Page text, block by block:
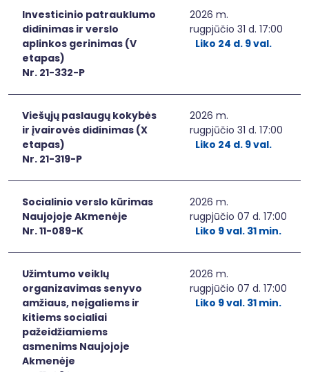
Investicinio patrauklumo
didinimas ir verslo
aplinkos gerinimas (V
etapas)
Nr. 21-332-P
2026 m.
rugpjūčio 31 d. 17:00
Liko 24 d. 9 val.
Viešųjų paslaugų kokybės
ir įvairovės didinimas (X
etapas)
Nr. 21-319-P
2026 m.
rugpjūčio 31 d. 17:00
Liko 24 d. 9 val.
Socialinio verslo kūrimas
Naujojoje Akmenėje
Nr. 11-089-K
2026 m.
rugpjūčio 07 d. 17:00
Liko 9 val. 31 min.
Užimtumo veiklų
organizavimas senyvo
amžiaus, neįgaliems ir
kitiems socialiai
pažeidžiamiems
asmenims Naujojoje
Akmenėje
2026 m.
rugpjūčio 07 d. 17:00
Liko 9 val. 31 min.